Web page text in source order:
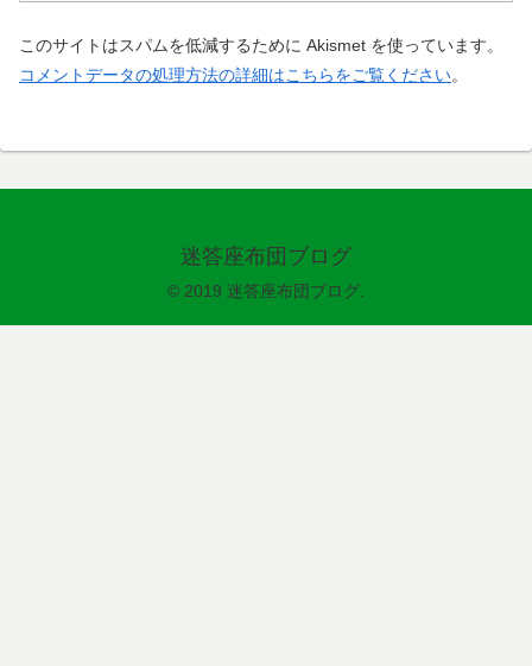
このサイトはスパムを低減するために Akismet を使っています。
コメントデータの処理方法の詳細はこちらをご覧ください。
迷答座布団ブログ
© 2019 迷答座布団ブログ.